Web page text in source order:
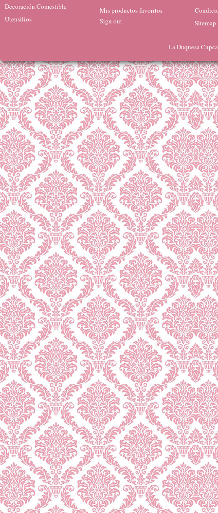
Decoración Comestible
Utensilios
Mis productos favoritos
Sign out
Sitemap
La Duquesa